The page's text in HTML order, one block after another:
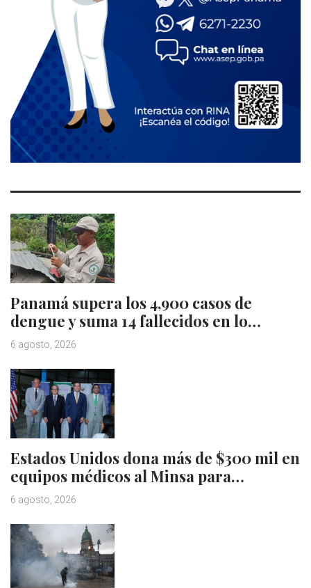
Panamá supera los 4,900 casos de
dengue y suma 14 fallecidos en lo…
6 agosto, 2026
Estados Unidos dona más de $300 mil en
equipos médicos al Minsa para…
6 agosto, 2026